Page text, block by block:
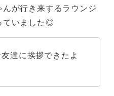
が行き来するラウンジ
ていました◎
達に挨拶できたよ